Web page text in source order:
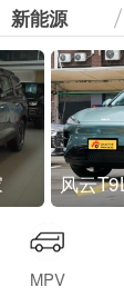
新能源
风云
MPV